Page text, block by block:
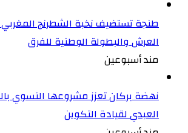
طنجة تستضيف نخبة الشطرنج
العرش والبطولة الوطنية للفرق
مند أسبوعين
نهضة بركان تعزز مشروعها النسوي
العبدي لقيادة التكوين